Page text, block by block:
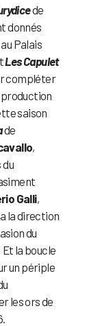
de
donnés
Palais
Les Capulet
compléter
production
saison
de
,
Galli,
la direction
du
Et la boucle
un périple
les ors de